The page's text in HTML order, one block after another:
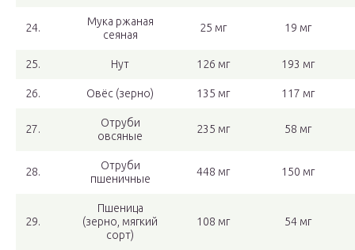
24.
Мука ржаная
сеяная
25 мг 19 мг
25. Нут 126 мг 193 мг
26. Овёс (зерно) 135 мг 117 мг
27.
Отруби
овсяные
235 мг 58 мг
28.
Отруби
пшеничные
448 мг 150 мг
29.
Пшеница
(зерно, мягкий
сорт)
108 мг 54 мг